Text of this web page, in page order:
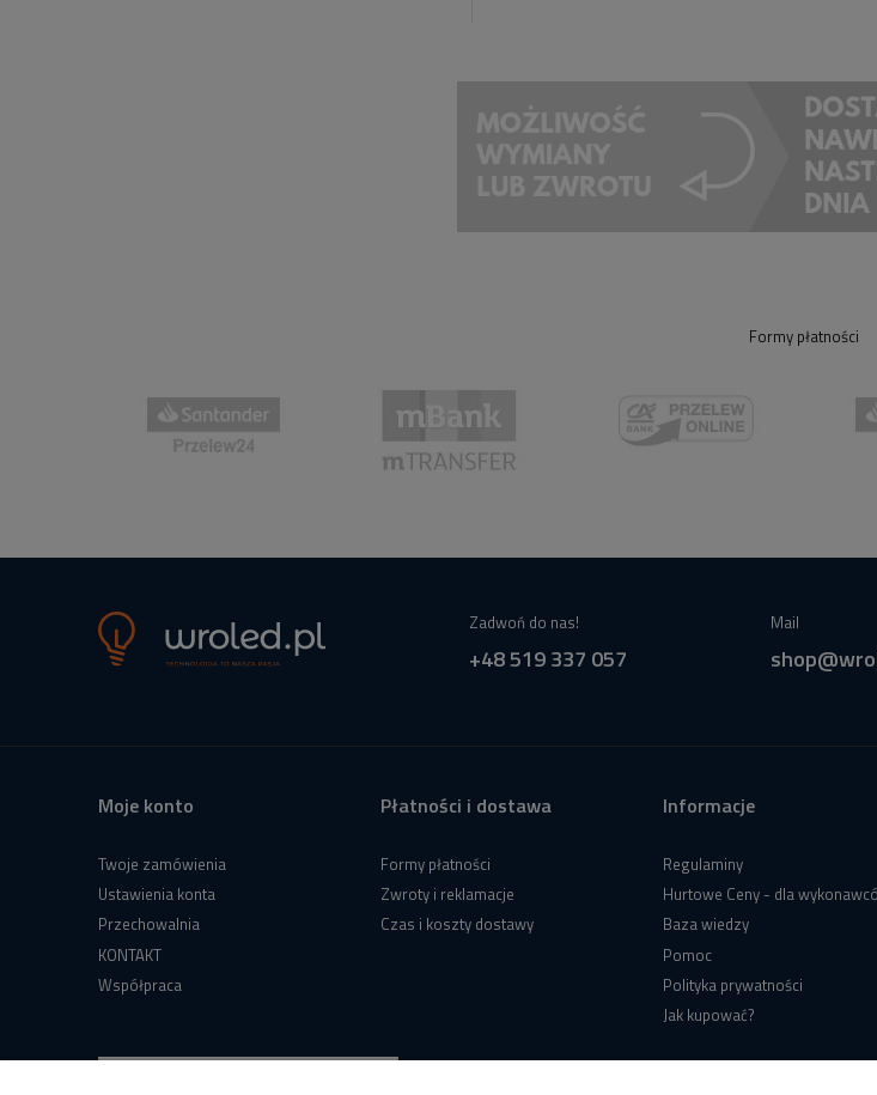
Formy płatności
Zadwoń do nas!
+48 519 337 057
Mail
Moje konto
Twoje zamówienia
Ustawienia konta
Przechowalnia
KONTAKT
Współpraca
Płatności i dostawa
Formy płatności
Zwroty i reklamacje
Czas i koszty dostawy
Informacje
Regulaminy
Hurtowe Ceny - dla
Baza wiedzy
Pomoc
Polityka prywatności
Jak kupować?